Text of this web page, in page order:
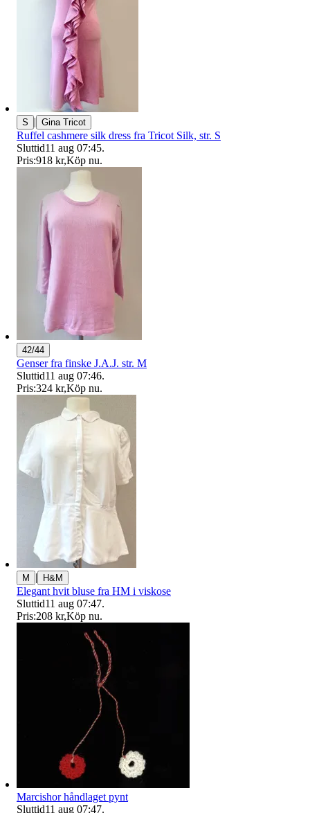
S | Gina Tricot
Ruffel cashmere silk dress fra Tricot Silk, str. S
Sluttid11 aug 07:45.
Pris:918 kr,Köp nu.
42/44
Genser fra finske J.A.J. str. M
Sluttid11 aug 07:46.
Pris:324 kr,Köp nu.
M | H&M
Elegant hvit bluse fra HM i viskose
Sluttid11 aug 07:47.
Pris:208 kr,Köp nu.
Marcishor håndlaget pynt
Sluttid11 aug 07:47.